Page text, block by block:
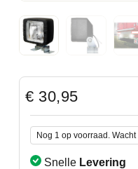
€ 30,95
Nog 1 op voorraad.
Snelle Levering